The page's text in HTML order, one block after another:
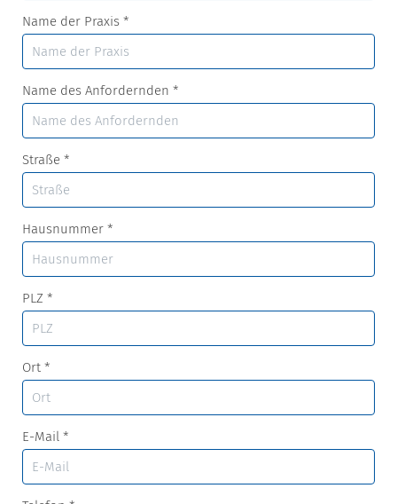
Name der Praxis *
Name des Anfordernden *
Straße *
Hausnummer *
PLZ *
Ort *
E-Mail *